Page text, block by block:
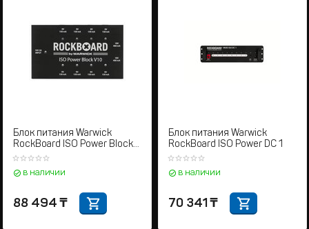
Блок питания Warwick
RockBoard ISO Power Block
10V2
в наличии
88 494 ₸
Блок питания Warwick
RockBoard ISO Power DC 1
в наличии
70 341 ₸